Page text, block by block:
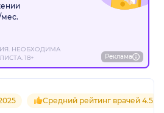
НЕОБХОДИМА
18+
Реклама
Средний рейтинг врачей 4.5